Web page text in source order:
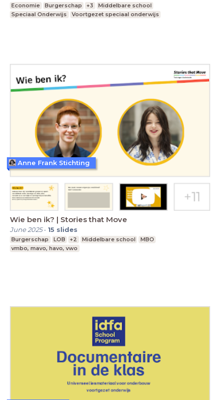
Economie Burgerschap +3
Middelbare school
Speciaal Onderwijs
Voortgezet speciaal onderwijs
Wie ben ik? | Stories that Move
June 2025- 15 slides
Burgerschap LOB +2 Middelbare school
MBO
vmbo, mavo, havo, vwo
Anne Frank Stichting